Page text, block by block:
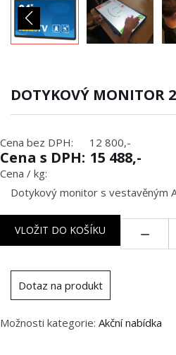
DOTYKOVÝ MONITOR
Cena bez DPH: 12 800,-
Cena s DPH: 15 488,-
Cena / kg:
Dotykový monitor s vestavěným
VLOŽIT DO KOŠÍKU
Dotaz na produkt
Možnosti kategorie: Akční nabídka